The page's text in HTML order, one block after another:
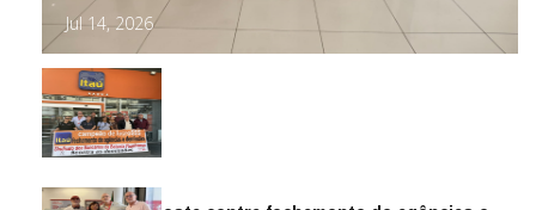
Jul 14, 2026